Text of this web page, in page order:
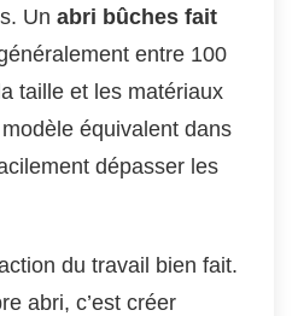
Un abri bûches fait
entre 100
taille et les matériaux
équivalent dans
dépasser les
du travail bien fait.
abri, c’est créer